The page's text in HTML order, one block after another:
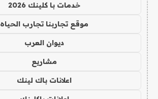
خدمات با كلينك 2026
موقع تجاربنا تجارب الحياه
ديوان العرب
مشاريع
اعلانات باك لينك